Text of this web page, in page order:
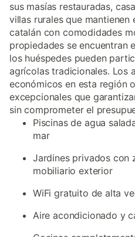
sus masías restauradas,
villas rurales que
catalán con comodidades
propiedades se encuentran
los huéspedes pueden
agrícolas tradicionales. Los
económicos en esta región
excepcionales que
sin comprometer el
Piscinas de agua
mar
Jardines privados con
mobiliario exterior
WiFi gratuito de alta
Aire acondicionado y